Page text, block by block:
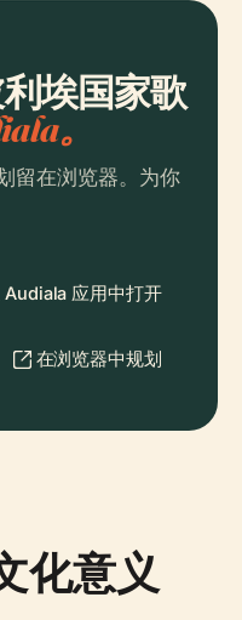
埃国家歌
。
留在浏览器。为你
Audiala 应用中打开
在浏览器中规划
化意义